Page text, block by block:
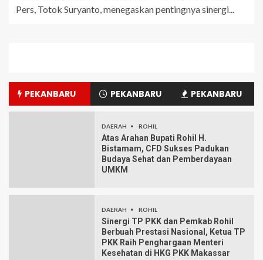
Pers, Totok Suryanto, menegaskan pentingnya sinergi...
PEKANBARU PEKANBARU PEKANBARU
DAERAH ROHIL
Atas Arahan Bupati Rohil H.
Bistamam, CFD Sukses Padukan
Budaya Sehat dan Pemberdayaan
UMKM
DAERAH ROHIL
Sinergi TP PKK dan Pemkab Rohil
Berbuah Prestasi Nasional, Ketua TP
PKK Raih Penghargaan Menteri
Kesehatan di HKG PKK Makassar